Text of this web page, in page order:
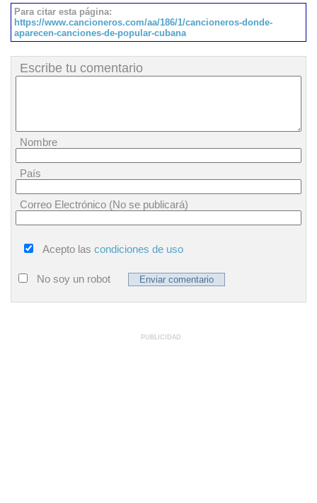
Para citar esta página:
https://www.cancioneros.com/aa/186/1/cancioneros-donde-
aparecen-canciones-de-popular-cubana
Escribe tu comentario
Nombre
País
Correo Electrónico (No se publicará)
Acepto las condiciones de uso
No soy un robot
PUBLICIDAD